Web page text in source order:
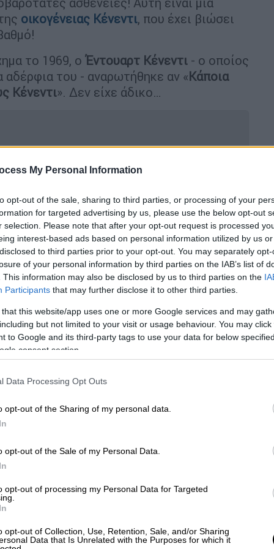
My Personal Information
opt-out of the sale, sharing to third parties, or processing of your
for targeted advertising by us, please use the below opt-out
selection. Please note that after your opt-out request is processed
interest-based ads based on personal information utilized by us
to third parties prior to your opt-out. You may separately
of your personal information by third parties on the IAB’s list of
This information may also be disclosed by us to third parties on the
Participants that may further disclose it to other third parties.
that this website/app uses one or more Google services and may
but not limited to your visit or usage behaviour. You may
to Google and its third-party tags to use your data for below
consent section.
Data Processing Opt Outs
opt-out of the Sharing of my personal data.
opt-out of the Sale of my Personal Data.
opt-out of processing my Personal Data for Targeted
opt-out of Collection, Use, Retention, Sale, and/or Sharing
Data that Is Unrelated with the Purposes for which it
οικογένειας Κένεντι, που έχει βιώσει
το 1969, ο Έντουαρτ Κένεντι - ο οποίος
αδέρφια του - αναρωτήθηκε αν «Κάποια
Κένεντι». Δεν είχε άδικο…
δολοφόνησε τη Μέριλιν
που… επισκέφτηκαν την οικογένεια
καταραμένους ». Οι τραγωδίες που
την αίγλη και τη δύναμή τους, έχουν
που διακρίνουν ένα πέπλο
Διαβάστε τα πιο αξιοσημείωτα
βγάλτε τα συμπεράσματά σας, Τυχαία
του, ηΡόουζ , ήταν γνωστή στους
των
με την πολιτική. Το μεγαλύτερο
πολλοί τους παρομοίαζαν σαν
οικογένειας της